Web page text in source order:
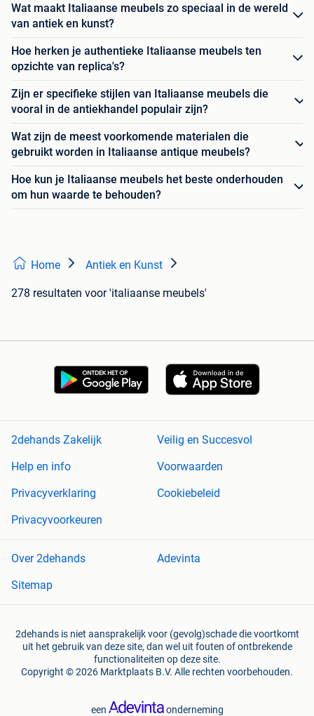
Wat maakt Italiaanse meubels zo speciaal in de wereld
van antiek en kunst?
Hoe herken je authentieke Italiaanse meubels ten
opzichte van replica's?
Zijn er specifieke stijlen van Italiaanse meubels die
vooral in de antiekhandel populair zijn?
Wat zijn de meest voorkomende materialen die
gebruikt worden in Italiaanse antique meubels?
Hoe kun je Italiaanse meubels het beste onderhouden
om hun waarde te behouden?
Home Antiek en Kunst
278 resultaten voor 'italiaanse meubels'
2dehands Zakelijk
Veilig en Succesvol
Help en info
Voorwaarden
Privacyverklaring
Cookiebeleid
Privacyvoorkeuren
Over 2dehands
Adevinta
Sitemap
2dehands is niet aansprakelijk voor (gevolg)schade die voortkomt
uit het gebruik van deze site, dan wel uit fouten of ontbrekende
functionaliteiten op deze site.
Copyright © 2026 Marktplaats B.V. Alle rechten voorbehouden.
een onderneming